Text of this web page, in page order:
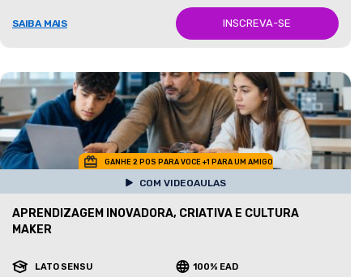
SAIBA MAIS INSCREVA-SE
GANHE 2 POS PARA VOCE +1 PARA UM AMIGO
COM VIDEOAULAS
APRENDIZAGEM INOVADORA, CRIATIVA E CULTURA
MAKER
LATO SENSU 100% EAD